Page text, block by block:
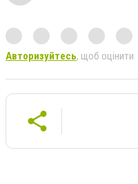
Авторизуйтесь, щоб оцінити